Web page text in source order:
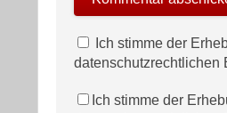
Ich stimme der
datenschutzrechtlichen
Ich stimme der